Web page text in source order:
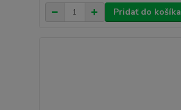
Pridať do košíka